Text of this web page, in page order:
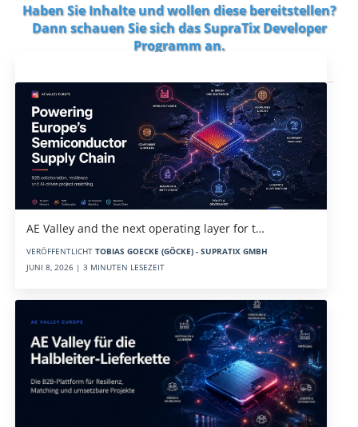
Haben Sie Inhalte und wollen diese bereitstellen?
Dann schauen Sie sich dasSupraTix Developer
Programman.
AE Valley and the next operating layer for t…
VERÖFFENTLICHT TOBIAS GOECKE (GÖCKE) - SUPRATIX GMBH
JUNI 8, 2026 | 3 MINUTEN LESEZEIT